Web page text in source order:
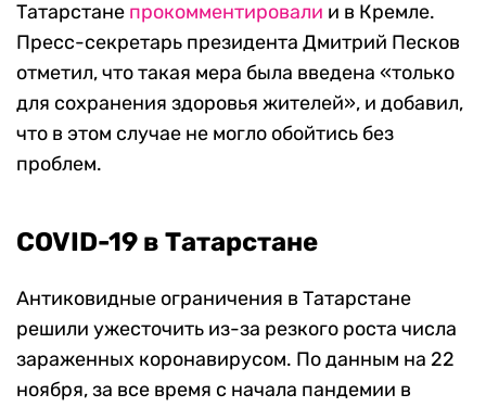
Татарстане прокомментировали и в Кремле.
Пресс-секретарь президента Дмитрий Песков
отметил, что такая мера была введена «только
для сохранения здоровья жителей», и добавил,
что в этом случае не могло обойтись без
проблем.
COVID-19 в Татарстане
Антиковидные ограничения в Татарстане
решили ужесточить из-за резкого роста числа
зараженных коронавирусом. По данным на 22
ноября, за все время с начала пандемии в